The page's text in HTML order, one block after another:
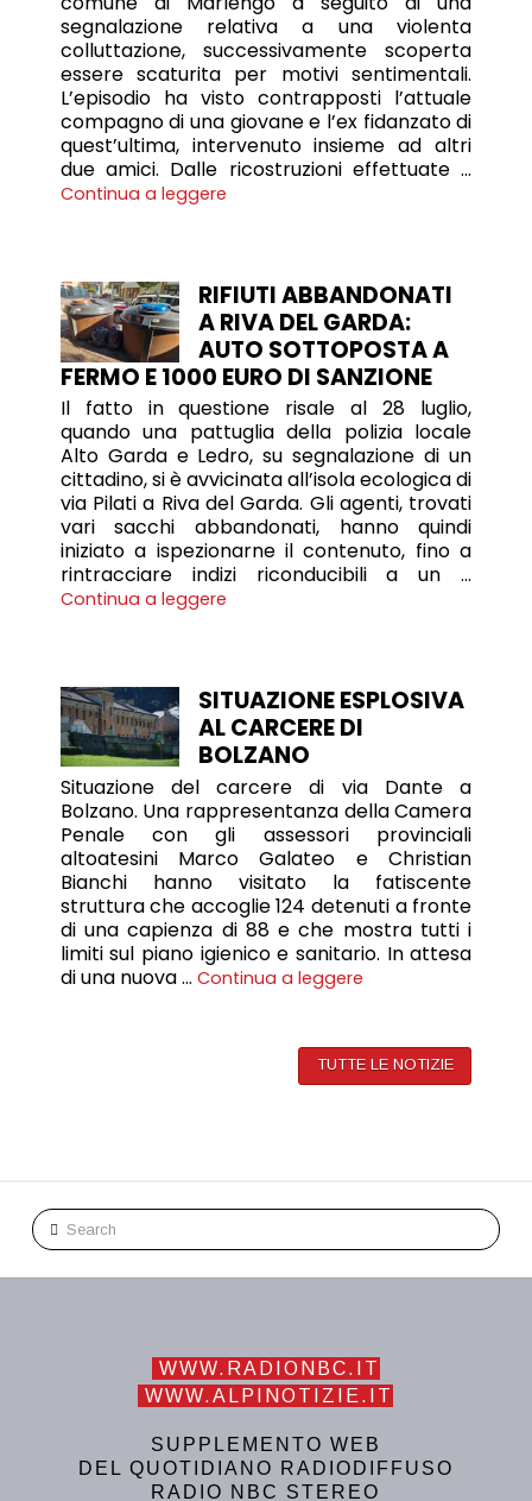
segnalazione relativa a una violenta
colluttazione, successivamente scoperta
essere scaturita per motivi sentimentali.
L’episodio ha visto contrapposti l’attuale
compagno di una giovane e l’ex fidanzato di
quest’ultima, intervenuto insieme ad altri
due amici. Dalle ricostruzioni effettuate …
Continua a leggere
RIFIUTI ABBANDONATI
A RIVA DEL GARDA:
AUTO SOTTOPOSTA A
FERMO E 1000 EURO DI SANZIONE
Il fatto in questione risale al 28 luglio,
quando una pattuglia della polizia locale
Alto Garda e Ledro, su segnalazione di un
cittadino, si è avvicinata all’isola ecologica di
via Pilati a Riva del Garda. Gli agenti, trovati
vari sacchi abbandonati, hanno quindi
iniziato a ispezionarne il contenuto, fino a
rintracciare indizi riconducibili a un …
Continua a leggere
SITUAZIONE ESPLOSIVA
AL CARCERE DI
BOLZANO
Situazione del carcere di via Dante a
Bolzano. Una rappresentanza della Camera
Penale con gli assessori provinciali
altoatesini Marco Galateo e Christian
Bianchi hanno visitato la fatiscente
struttura che accoglie 124 detenuti a fronte
di una capienza di 88 e che mostra tutti i
limiti sul piano igienico e sanitario. In attesa
di una nuova … Continua a leggere
TUTTE LE NOTIZIE
Search
WWW.RADIONBC.IT
WWW.ALPINOTIZIE.IT
SUPPLEMENTO WEB
DEL QUOTIDIANO RADIODIFFUSO
RADIO NBC STEREO